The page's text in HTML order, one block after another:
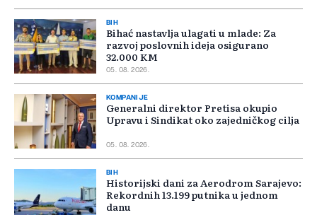
BIH
Bihać nastavlja ulagati u mlade: Za
razvoj poslovnih ideja osigurano
32.000 KM
05. 08. 2026.
KOMPANIJE
Generalni direktor Pretisa okupio
Upravu i Sindikat oko zajedničkog cilja
05. 08. 2026.
BIH
Historijski dani za Aerodrom Sarajevo:
Rekordnih 13.199 putnika u jednom
danu